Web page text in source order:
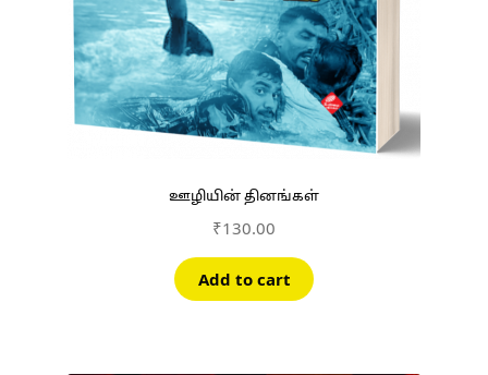
ஊழியின் தினங்கள்
₹130.00
Add to cart